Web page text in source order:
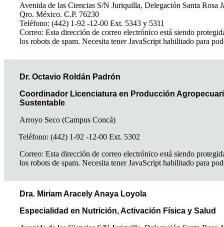
Avenida de las Ciencias S/N Juriquilla, Delegación Santa Rosa
Qro. México. C.P. 76230
Teléfono: (442) 1-92 -12-00 Ext. 5343 y 5311
Correo: Esta dirección de correo electrónico está siendo
los robots de spam. Necesita tener JavaScript habilitado para
Dr. Octavio Roldán Padrón
Coordinador Licenciatura en Producción
Sustentable
Arroyo Seco (Campus Concá)
Teléfono: (442) 1-92 -12-00 Ext. 5302
Correo: Esta dirección de correo electrónico está siendo
los robots de spam. Necesita tener JavaScript habilitado para
Dra. Miriam Aracely Anaya Loyola
Especialidad en Nutrición, Activación Física y Salud